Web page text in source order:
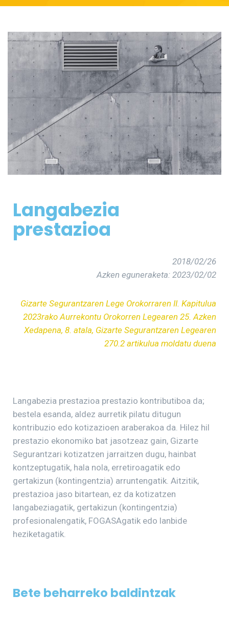
Langabezia
prestazioa
2018/02/26
Azken eguneraketa: 2023/02/02
Gizarte Segurantzaren Lege Orokorraren II. Kapitulua
2023rako Aurrekontu Orokorren Legearen 25. Azken
Xedapena, 8. atala, Gizarte Segurantzaren Legearen
270.2 artikulua moldatu duena
Langabezia prestazioa prestazio kontributiboa da;
bestela esanda, aldez aurretik pilatu ditugun
kontribuzio edo kotizazioen araberakoa da. Hilez hil
prestazio ekonomiko bat jasotzeaz gain, Gizarte
Segurantzari kotizatzen jarraitzen dugu, hainbat
kontzeptugatik, hala nola, erretiroagatik edo
gertakizun (kontingentzia) arruntengatik. Aitzitik,
prestazioa jaso bitartean, ez da kotizatzen
langabeziagatik, gertakizun (kontingentzia)
profesionalengatik, FOGASAgatik edo lanbide
heziketagatik.
Bete beharreko baldintzak